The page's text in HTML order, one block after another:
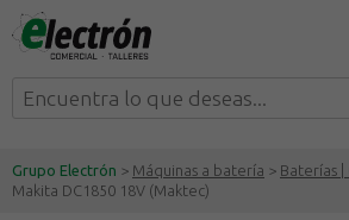
Grupo Electrón > Máquinas a batería > Baterías
Makita DC1850 18V (Maktec)